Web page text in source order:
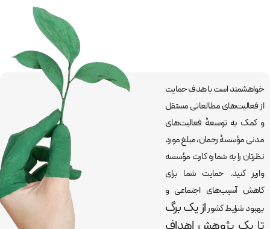
خواهشمند است با هدف حمایت
از فعالیت‌های مطالعاتی مستقل
و کمک به توسعۀ فعالیت‌های
مدنی مؤسسۀ رحمان، مبلغ مورد
نظرتان را به شماره کارت مؤسسه
واریز کنید. حمایت شما برای
کاهش آسیب‌های اجتماعی و
بهبود شرایط کشوراز یک برگ